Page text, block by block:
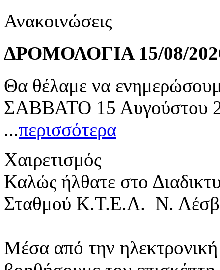
Ανακοινώσεις
ΔΡΟΜΟΛΟΓΙΑ 15/08/
Θα θέλαμε να
ΣΑΒΒΑΤΟ 15 Αυγούστου
...περισσότερα
Χαιρετισμός
Καλώς ήλθατε στο
Σταθμού Κ.Τ.Ε.Λ. Ν.
Μέσα από την ηλεκτρονική